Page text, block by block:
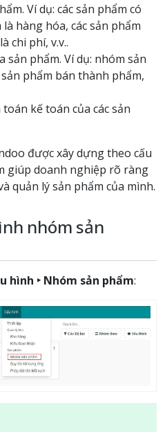
Ví dụ: các sản phẩm có
hàng hóa, các sản phẩm
chi phí, v.v..
sản phẩm. Ví dụ: nhóm sản
phẩm bán thành phẩm,
kế toán của các sản
được xây dựng theo cấu
giúp doanh nghiệp rõ ràng
quản lý sản phẩm của mình.
nhóm sản
hình ‣ Nhóm sản phẩm: